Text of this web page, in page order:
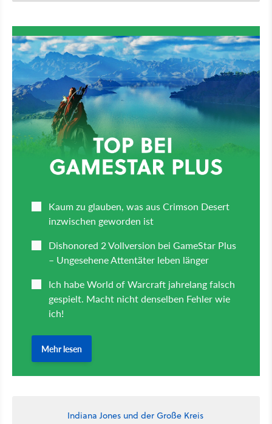
Indiana Jones und der Große Kreis